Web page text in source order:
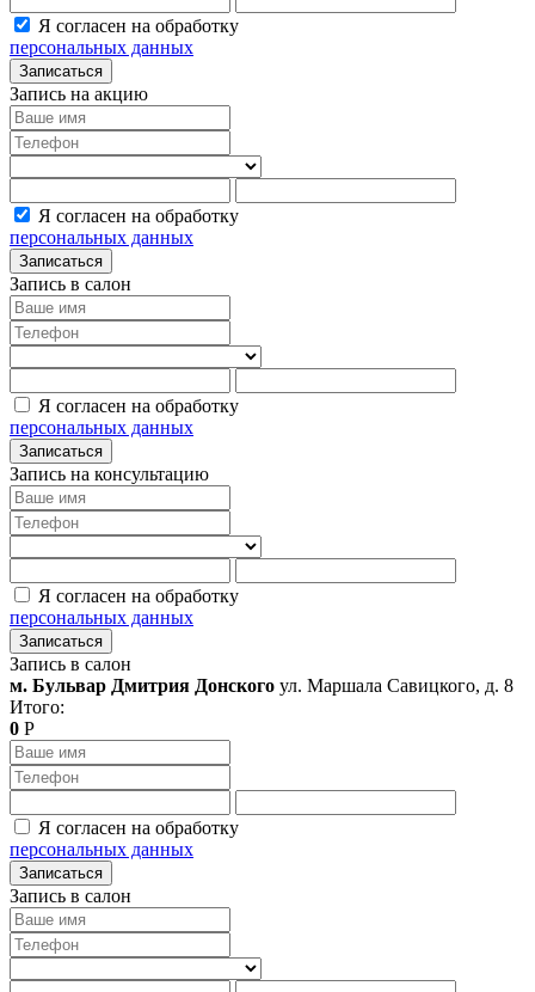
Я согласен на обработку
персональных данных
Записаться
Запись на акцию
Я согласен на обработку
персональных данных
Записаться
Запись в салон
Я согласен на обработку
персональных данных
Записаться
Запись на консультацию
Я согласен на обработку
персональных данных
Записаться
Запись в салон
м. Бульвар Дмитрия Донского ул. Маршала Савицкого, д. 8
Итого:
0 Р
Я согласен на обработку
персональных данных
Записаться
Запись в салон